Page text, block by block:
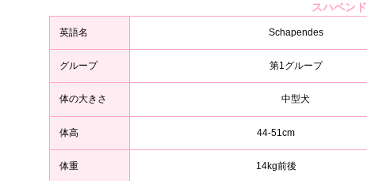
スハペン
英語名 Schapendes
グループ 第1グループ
体の大きさ 中型犬
体高 44-51cm
体重 14kg前後